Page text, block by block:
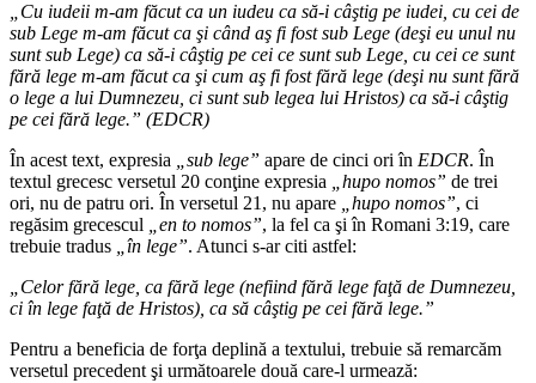
„Cu iudeii m-am făcut ca un iudeu ca să-i câştig pe iudei, cu cei de
sub Lege m-am făcut ca şi când aş fi fost sub Lege (deşi eu unul nu
sunt sub Lege) ca să-i câştig pe cei ce sunt sub Lege, cu cei ce sunt
fără lege m-am făcut ca şi cum aş fi fost fără lege (deşi nu sunt fără
o lege a lui Dumnezeu, ci sunt sub legea lui Hristos) ca să-i câştig
pe cei fără lege.” (EDCR)
În acest text, expresia „sub lege” apare de cinci ori în EDCR. În
textul grecesc versetul 20 conţine expresia „hupo nomos” de trei
ori, nu de patru ori. În versetul 21, nu apare „hupo nomos”, ci
regăsim grecescul „en to nomos”, la fel ca şi în Romani 3:19, care
trebuie tradus „în lege”. Atunci s-ar citi astfel:
„Celor fără lege, ca fără lege (nefiind fără lege faţă de Dumnezeu,
ci în lege faţă de Hristos), ca să câştig pe cei fără lege.”
Pentru a beneficia de forţa deplină a textului, trebuie să remarcăm
versetul precedent şi următoarele două care-l urmează: